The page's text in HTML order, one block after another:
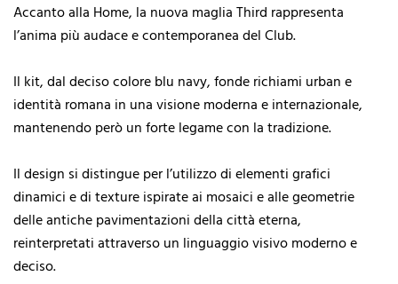
Accanto alla Home, la nuova maglia Third rappresenta
l’anima più audace e contemporanea del Club.
Il kit, dal deciso colore blu navy, fonde richiami urban e
identità romana in una visione moderna e internazionale,
mantenendo però un forte legame con la tradizione.
Il design si distingue per l’utilizzo di elementi grafici
dinamici e di texture ispirate ai mosaici e alle geometrie
delle antiche pavimentazioni della città eterna,
reinterpretati attraverso un linguaggio visivo moderno e
deciso.